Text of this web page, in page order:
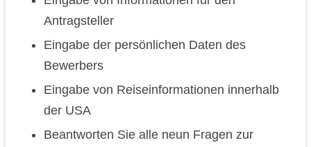
Antragsteller
Eingabe der persönlichen Daten des
Bewerbers
Eingabe von Reiseinformationen innerhalb
der USA
Beantworten Sie alle neun Fragen zur